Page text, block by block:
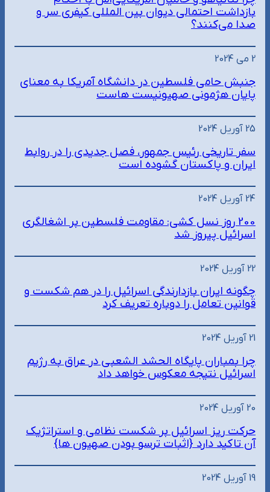
بازداشت احتمالی دیوان بین المللی کیفری سر و
صدا می‌کنند؟
2 می 2024
جنبش حامی فلسطین در دانشگاه آمریکا به معنای
پایان هژمونی صهیونیست هاست
25 آوریل 2024
سفر تاریخی رئیس جمهور، فصل جدیدی را در روابط
ایران و پاکستان گشوده است
24 آوریل 2024
200 روز نسل کشی: مقاومت فلسطین بر اشغالگری
اسرائیل پیروز شد
22 آوریل 2024
چگونه ایران بازدارندگی اسرائیل را در هم شکست و
قوانین تعامل را دوباره تعریف کرد
21 آوریل 2024
چرا بمباران پایگاه الحشد الشعبی در عراق به رژیم
اسرائیل نتیجه معکوس خواهد داد
20 آوریل 2024
حرکت ریز اسرائیل بر شکست نظامی و استراتژیک
آن تاکید دارد {اثبات ترسو بودن صهیون ها}
19 آوریل 2024